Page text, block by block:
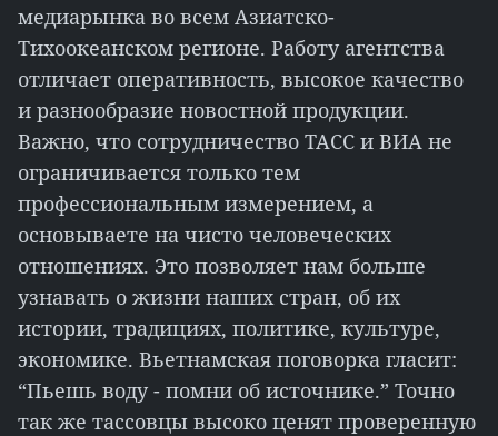
медиарынка во всем Азиатско-
Тихоокеанском регионе. Работу агентства
отличает оперативность, высокое качество
и разнообразие новостной продукции.
Важно, что сотрудничество ТАСС и ВИА не
ограничивается только тем
профессиональным измерением, а
основываете на чисто человеческих
отношениях. Это позволяет нам больше
узнавать о жизни наших стран, об их
истории, традициях, политике, культуре,
экономике. Вьетнамская поговорка гласит:
“Пьешь воду - помни об источнике.” Точно
так же тассовцы высоко ценят проверенную